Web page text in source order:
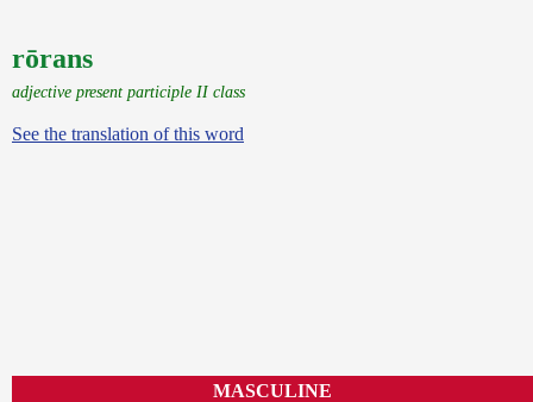
rōrans
adjective present participle II class
See the translation of this word
MASCULINE